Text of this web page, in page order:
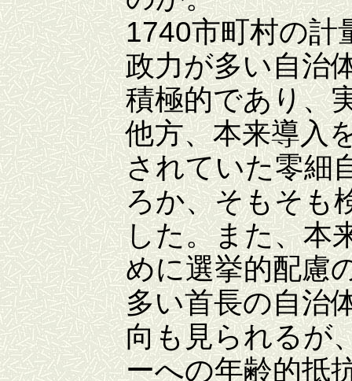
1740市町村の計
政力が多い自治
積極的であり、
他方、本来導入
されていた零細
ろか、そもそも
した。また、本
めに選挙的配慮
多い首長の自治
向も見られるが
ーへの年齢的抵